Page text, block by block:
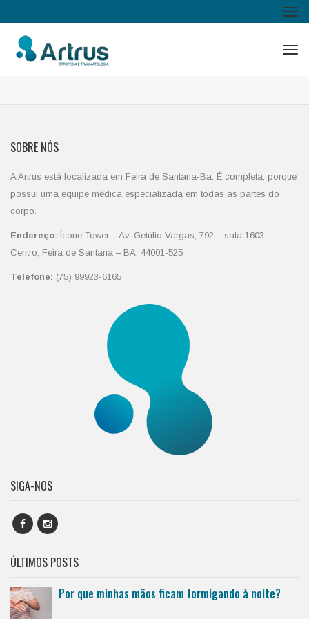
Features
SOBRE NÓS
A Artrus está localizada em Feira de Santana-Ba. É completa, porque
possui uma equipe médica especializada em todas as partes do
corpo.
Endereço: Ícone Tower – Av. Getúlio Vargas, 792 – sala 1603
Centro, Feira de Santana – BA, 44001-525
Telefone: (75) 99923-6165
SIGA-NOS
ÚLTIMOS POSTS
Por que minhas mãos ficam formigando à noite?